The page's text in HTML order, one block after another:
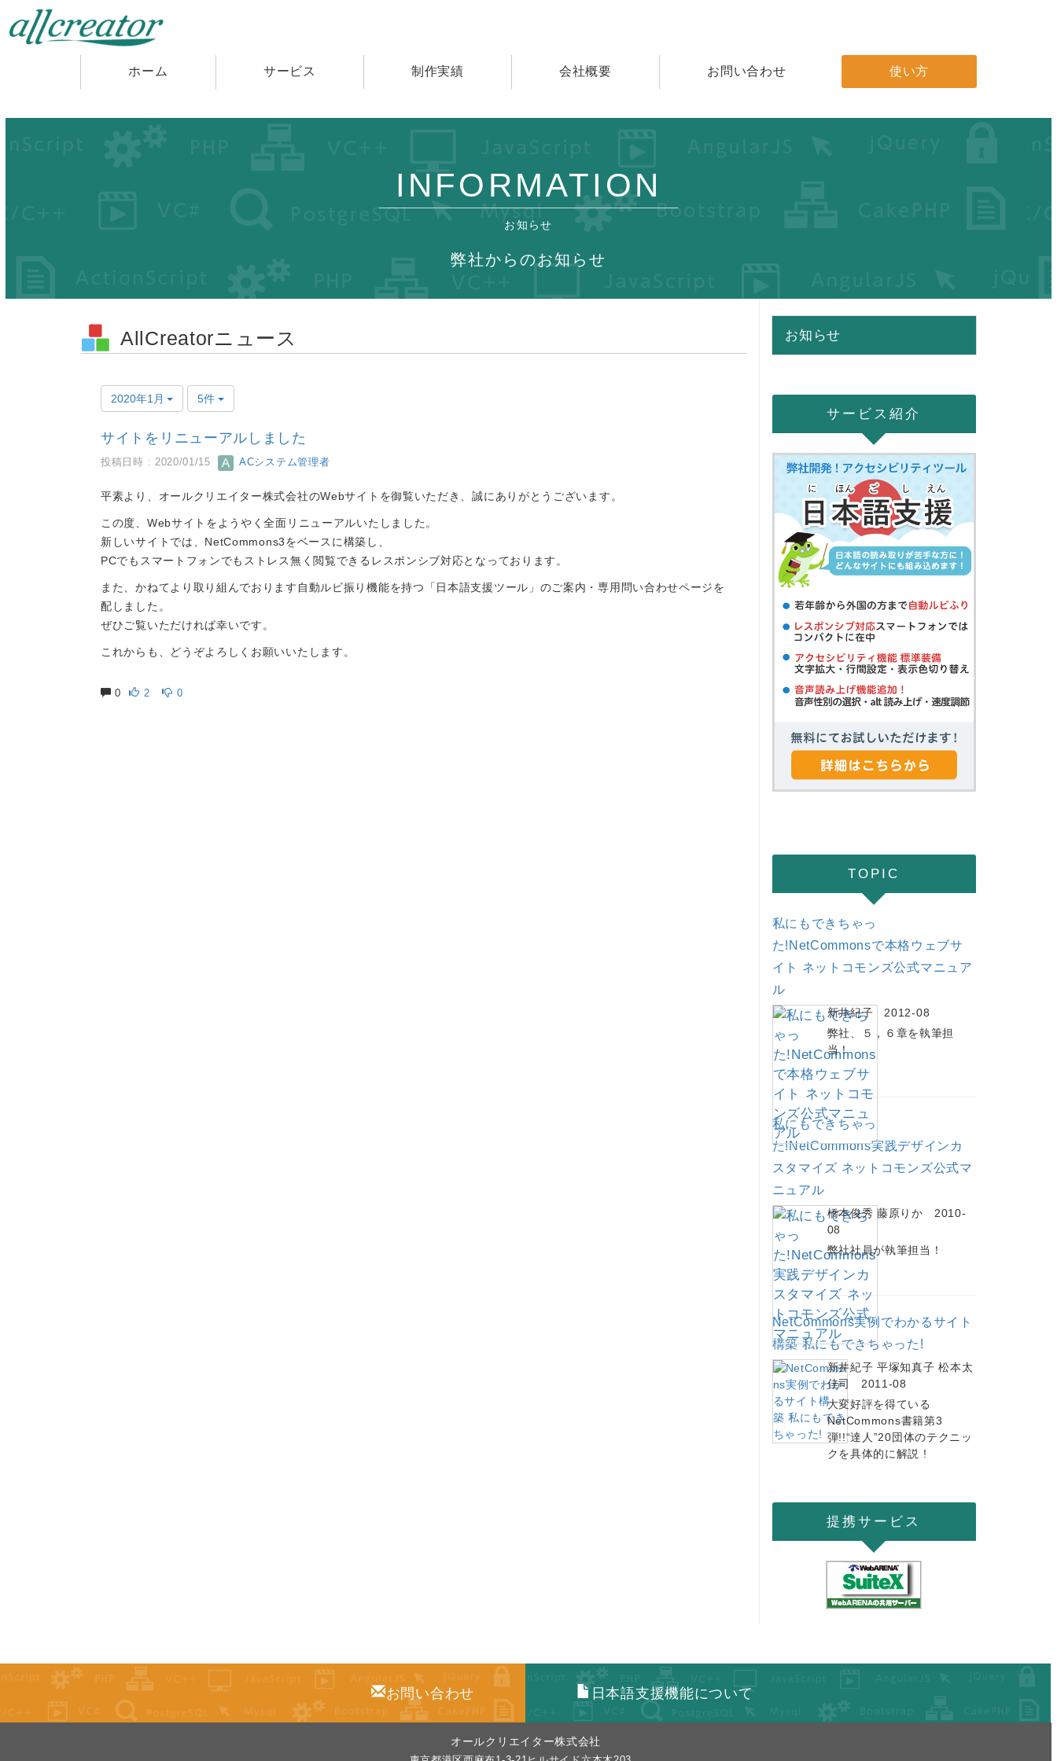
ホーム サービス 制作実績 会社概要 お問い合わせ 使い方
INFORMATION
お知らせ
弊社からのお知らせ
AllCreatorニュース
2020年1月 5件
サイトをリニューアルしました
投稿日時 : 2020/01/15 ACシステム管理者
平素より、オールクリエイター株式会社のWebサイトを御覧いただき、誠にありがとうございます。
この度、Webサイトをようやく全面リニューアルいたしました。
新しいサイトでは、NetCommons3をベースに構築し、
PCでもスマートフォンでもストレス無く閲覧できるレスポンシブ対応となっております。
また、かねてより取り組んでおります自動ルビ振り機能を持つ「日本語支援ツール」のご案内・専用問い合わせページを
配しました。
ぜひご覧いただければ幸いです。
これからも、どうぞよろしくお願いいたします。
0 2 0
お知らせ
サービス紹介
TOPIC
私にもできちゃっ
た!NetCommonsで本格ウェブサ
イト ネットコモンズ公式マニュア
ル
新井紀子 2012-08
弊社、５，６章を執筆担
当！
私にもできちゃっ
た!NetCommons実践デザインカ
スタマイズ ネットコモンズ公式マ
ニュアル
橋本俊秀 藤原りか 2010-
08
弊社社員が執筆担当！
NetCommons実例でわかるサイト
構築 私にもできちゃった!
新井紀子 平塚知真子 松本太
佳司 2011-08
大変好評を得ている
NetCommons書籍第3
弾!!“達人”20団体のテクニッ
クを具体的に解説 !
提携サービス
お問い合わせ 日本語支援機能について
オールクリエイター株式会社